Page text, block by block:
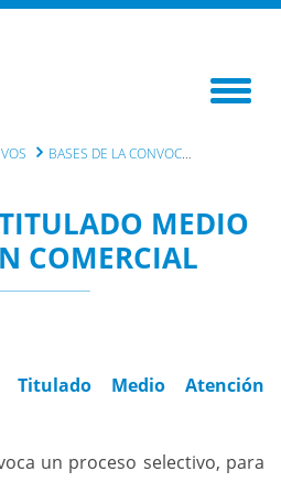
BASES DE LA CONVOCATORIA
MEDIO
COMERCIAL
Titulado Medio Atención
un proceso selectivo, para